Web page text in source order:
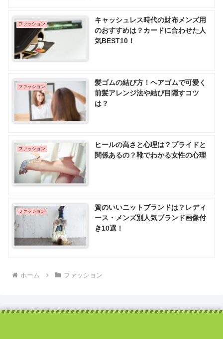
ファッション
キャッシュレス時代の財布メンズ用
のおすすめは？カードに合わせた人
気BEST10！
ファッション
髪ゴムの結び方！ヘアゴムで可愛く
前髪アレンジ法や結び目隠すコツ
は？
ファッション
ヒールの高さと心理は？プライドと
関係あるの？靴でわかる女性の心理
ファッション
質のいいニットブランドは？レディ
ース・メンズ別人気ブランド画像付
き10選！
ホーム ファッション